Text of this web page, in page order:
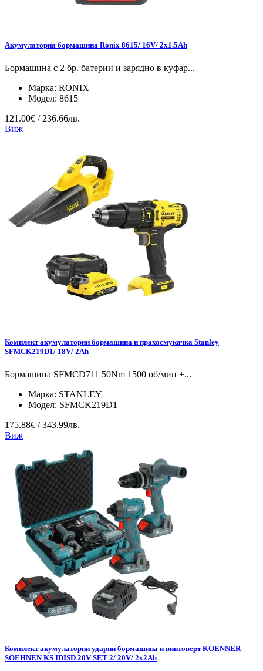
Акумулаторна бормашина Ronix 8615/ 16V/ 2x1.5Ah
Бормашина с 2 бр. батерии и зарядно в куфар...
Марка: RONIX
Модел: 8615
121.00€ / 236.66лв.
Виж
Комплект акумулаторни бормашина и прахосмукачка Stanley
SFMCK219D1/ 18V/ 2Ah
Бормашина SFMCD711 50Nm 1500 об/мин +...
Марка: STANLEY
Модел: SFMCK219D1
175.88€ / 343.99лв.
Виж
Комплект акумулаторни ударни бормашина и винтоверт KOENNER-
SOEHNEN KS IDISD 20V SET 2/ 20V/ 2x2Ah